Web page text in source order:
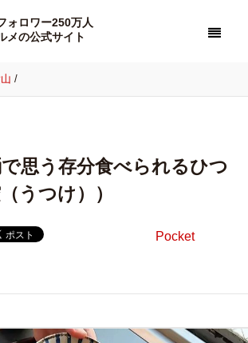
ォロワー250万人
メの公式サイト
/
思う存分食べられるひつ
うつけ））
Pocket